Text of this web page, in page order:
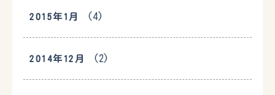
2015年1月 (4)
2014年12月 (2)